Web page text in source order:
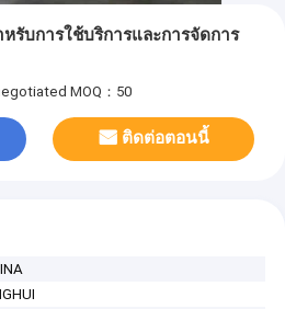
รับการใช้บริการและการจัดการ
MOQ：50
ติดต่อตอนนี้